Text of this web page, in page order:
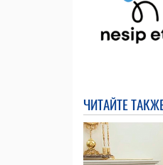
ЧИТАЙТЕ